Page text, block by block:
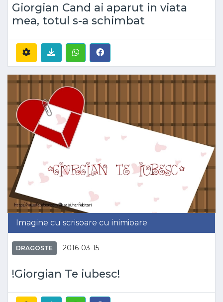
Giorgian Cand ai aparut in viata
mea, totul s-a schimbat
Imagine cu scrisoare cu inimioare
DRAGOSTE 2016-03-15
!Giorgian Te iubesc!